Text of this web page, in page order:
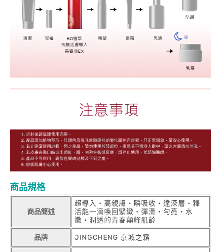
商品規格
商品簡述
超導入‧高親膚‧瞬吸收‧達深層‧釋
活能一滴喚回緊緻‧彈滑‧勻亮‧水
嫩‧潤透的青春顛峰肌齡
品牌 JINGCHENG 京城之霜